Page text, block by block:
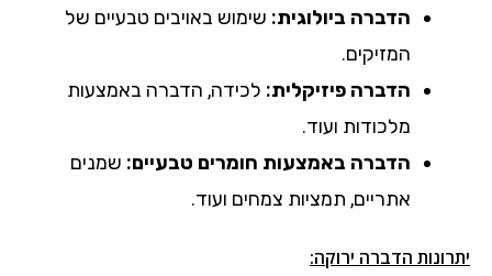
הדברה ביולוגית: שימוש באויבים טבעיים של
המזיקים.
הדברה פיזיקלית: לכידה, הדברה באמצעות
מלכודות ועוד.
הדברה באמצעות חומרים טבעיים: שמנים
אתריים, תמציות צמחים ועוד.
יתרונות הדברה ירוקה: